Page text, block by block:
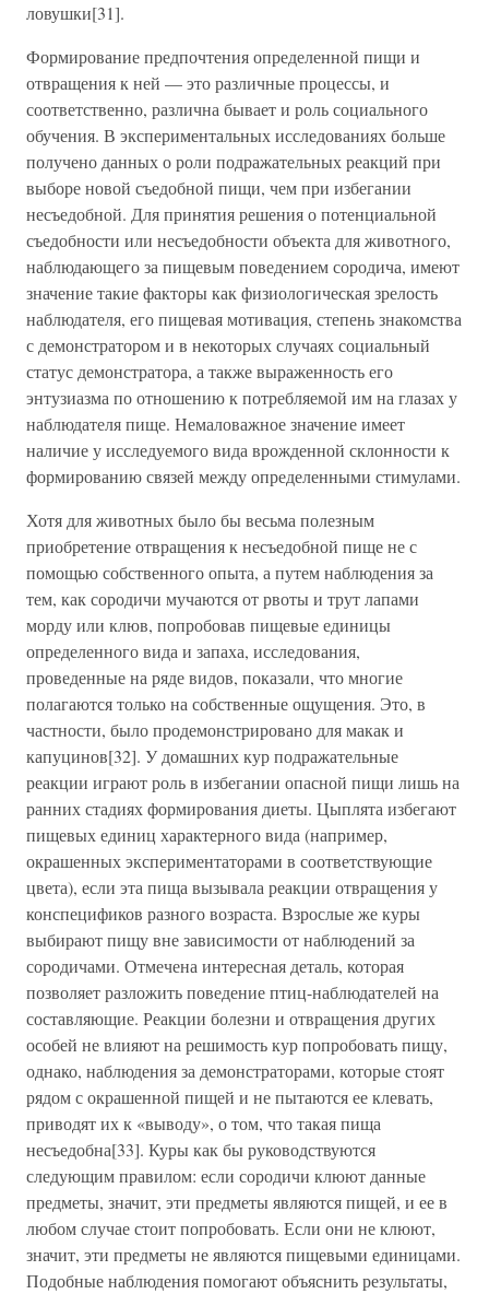
ловушки[31].
Формирование предпочтения определенной пищи и
отвращения к ней — это различные процессы, и
соответственно, различна бывает и роль социального
обучения. В экспериментальных исследованиях больше
получено данных о роли подражательных реакций при
выборе новой съедобной пищи, чем при избегании
несъедобной. Для принятия решения о потенциальной
съедобности или несъедобности объекта для животного,
наблюдающего за пищевым поведением сородича, имеют
значение такие факторы как физиологическая зрелость
наблюдателя, его пищевая мотивация, степень знакомства
с демонстратором и в некоторых случаях социальный
статус демонстратора, а также выраженность его
энтузиазма по отношению к потребляемой им на глазах у
наблюдателя пище. Немаловажное значение имеет
наличие у исследуемого вида врожденной склонности к
формированию связей между определенными стимулами.
Хотя для животных было бы весьма полезным
приобретение отвращения к несъедобной пище не с
помощью собственного опыта, а путем наблюдения за
тем, как сородичи мучаются от рвоты и трут лапами
морду или клюв, попробовав пищевые единицы
определенного вида и запаха, исследования,
проведенные на ряде видов, показали, что многие
полагаются только на собственные ощущения. Это, в
частности, было продемонстрировано для макак и
капуцинов[32]. У домашних кур подражательные
реакции играют роль в избегании опасной пищи лишь на
ранних стадиях формирования диеты. Цыплята избегают
пищевых единиц характерного вида (например,
окрашенных экспериментаторами в соответствующие
цвета), если эта пища вызывала реакции отвращения у
конспецификов разного возраста. Взрослые же куры
выбирают пищу вне зависимости от наблюдений за
сородичами. Отмечена интересная деталь, которая
позволяет разложить поведение птиц-наблюдателей на
составляющие. Реакции болезни и отвращения других
особей не влияют на решимость кур попробовать пищу,
однако, наблюдения за демонстраторами, которые стоят
рядом с окрашенной пищей и не пытаются ее клевать,
приводят их к «выводу», о том, что такая пища
несъедобна[33]. Куры как бы руководствуются
следующим правилом: если сородичи клюют данные
предметы, значит, эти предметы являются пищей, и ее в
любом случае стоит попробовать. Если они не клюют,
значит, эти предметы не являются пищевыми единицами.
Подобные наблюдения помогают объяснить результаты,